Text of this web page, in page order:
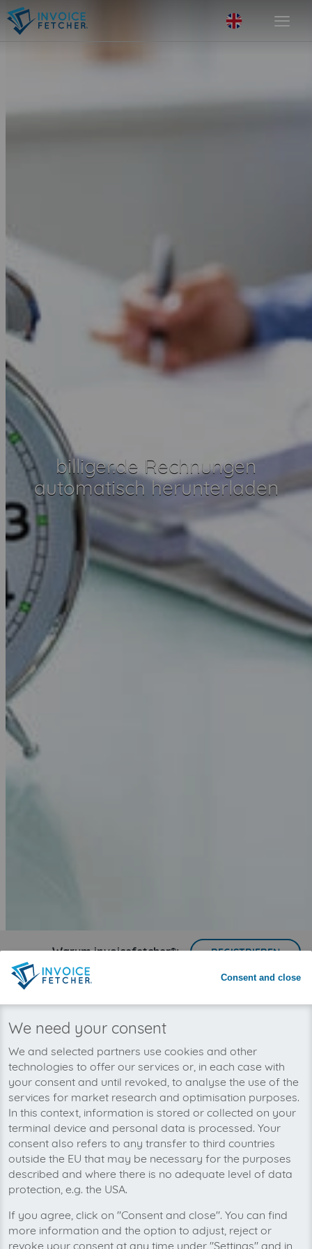
billiger.de Rechnungen
automatisch herunterladen
Warum invoicefetcher®: REGISTRIEREN
invoicefetcher® › Plattformen
Wir wollen auch bald Ihre
billiger.de-Rechnungen automatisch
abholen!
Consent and close
We need your consent
We and selected partners use cookies and other
technologies to offer our services or, in each case with
your consent and until revoked, to analyse the use of the
services for market research and optimisation purposes.
In this context, information is stored or collected on your
terminal device and personal data is processed. Your
consent also refers to any transfer to third countries
outside the EU that may be necessary for the purposes
described and where there is no adequate level of data
protection, e.g. the USA.
If you agree, click on "Consent and close". You can find
more information and the option to adjust, reject or
revoke your consent at any time under "Settings" and in